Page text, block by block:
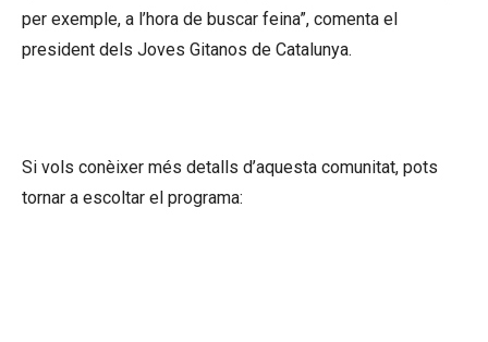
per exemple, a l’hora de buscar feina”, comenta el
president dels Joves Gitanos de Catalunya.
Si vols conèixer més detalls d’aquesta comunitat, pots
tornar a escoltar el programa: